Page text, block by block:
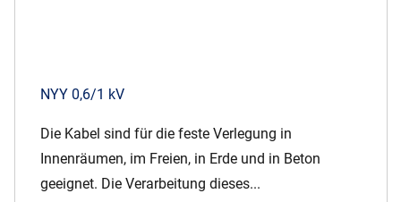
NYY 0,6/1 kV
Die Kabel sind für die feste Verlegung in
Innenräumen, im Freien, in Erde und in Beton
geeignet. Die Verarbeitung dieses...